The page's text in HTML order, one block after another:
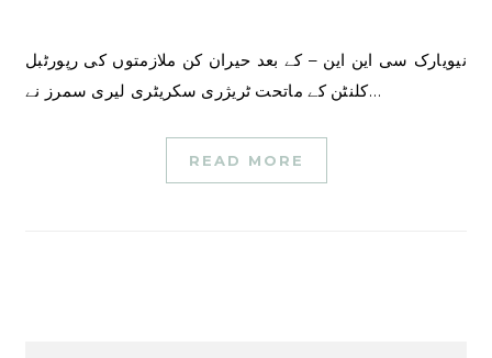
نیویارک سی این این – کے بعد حیران کن ملازمتوں کی رپورٹبل
کلنٹن کے ماتحت ٹریژری سکریٹری لیری سمرز نے…
READ MORE